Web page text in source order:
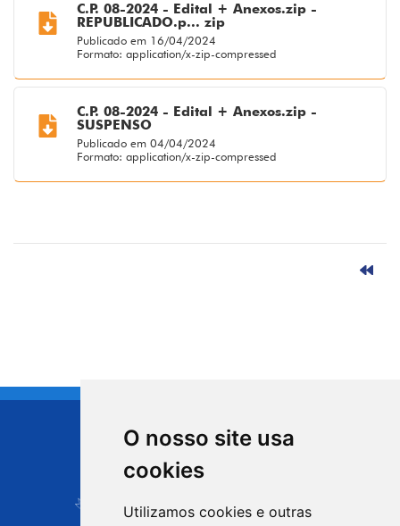
O nosso site usa
cookies
Utilizamos cookies e outras
C.P. 08-2024 - Edital + Anexos.zip -
REPUBLICADO.p... zip
Publicado em 16/04/2024
Formato: application/x-zip-compressed
C.P. 08-2024 - Edital + Anexos.zip -
SUSPENSO
Publicado em 04/04/2024
Formato: application/x-zip-compressed
CIDADE DE
Carapicuíba